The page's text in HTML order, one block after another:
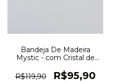
Bandeja De Madeira
Mystic - com Cristal de
R$119,90
R$95,90